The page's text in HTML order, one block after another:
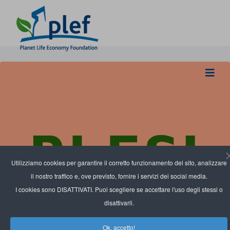
Utilizziamo cookies per garantire il corretto funzionamento del sito, analizzare
il nostro traffico e, ove previsto, fornire i servizi dei social media.
I cookies sono DISATTIVATI. Puoi scegliere se accettare l'uso degli stessi o
disattivarli.
Ok, accetto!